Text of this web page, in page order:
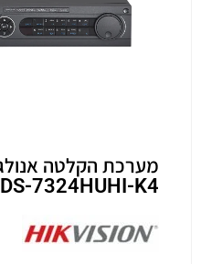
DS-7324HUHI-K4